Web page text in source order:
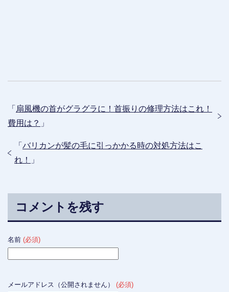
「 扇風機の首がグラグラに！首振りの修理方法はこれ！
費用は？ 」
「 バリカンが髪の毛に引っかかる時の対処方法はこ
れ！
」
コメントを残す
名前 (必須)
メールアドレス（公開されません） (必須)